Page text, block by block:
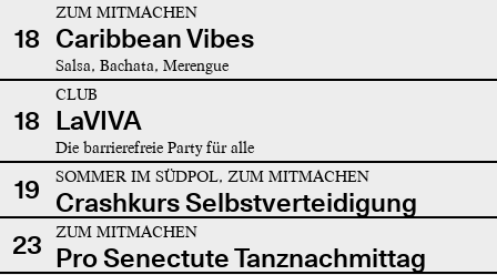
18
ZUM MITMACHEN
Caribbean Vibes
Salsa, Bachata, Merengue
18
CLUB
LaVIVA
Die barrierefreie Party für alle
19 SOMMER IM SÜDPOL, ZUM MITMACHEN
Crashkurs Selbstverteidigung
23
ZUM MITMACHEN
Pro Senectute Tanznachmittag